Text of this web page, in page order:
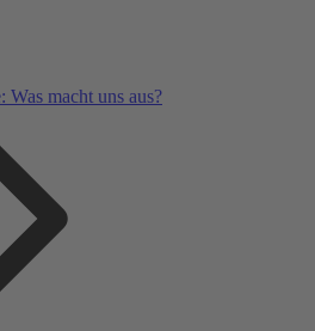
macht uns aus?